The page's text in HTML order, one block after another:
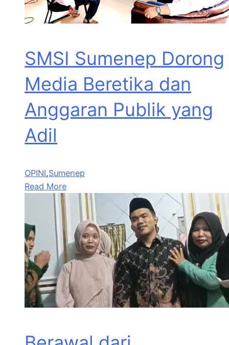
SMSI Sumenep Dorong
Media Beretika dan
Anggaran Publik yang
Adil
OPINI,Sumenep
Read More